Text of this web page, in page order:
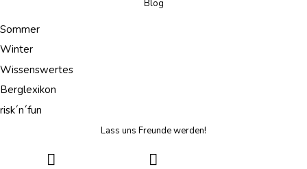
Blog
Sommer
Winter
Wissenswertes
Berglexikon
risk´n´fun
Lass uns Freunde werden!